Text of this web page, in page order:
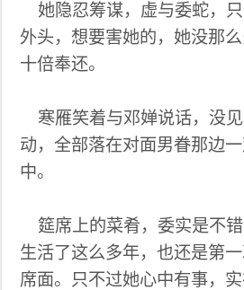
她隐忍筹谋，虚与委蛇，
外头，想要害她的，她没那
十倍奉还。
寒雁笑着与邓婵说话，没
动，全部落在对面男眷那边
中。
筵席上的菜肴，委实是不
生活了这么多年，也还是第
席面。只不过她心中有事，